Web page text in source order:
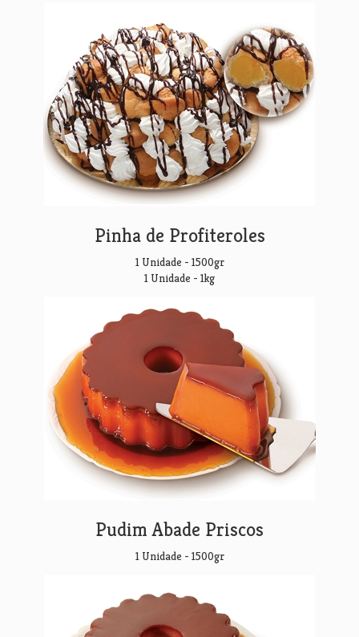
Pinha de Profiteroles
1 Unidade - 1500gr
1 Unidade - 1kg
Pudim Abade Priscos
1 Unidade - 1500gr